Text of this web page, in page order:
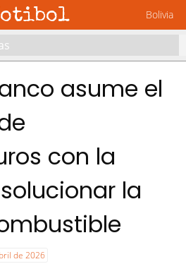
Bolivia
asume el
con la
la
de 2026